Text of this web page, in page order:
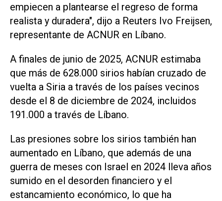
empiecen a plantearse el regreso de forma
realista y duradera", dijo a Reuters Ivo Freijsen,
representante de ACNUR en Líbano.
A finales de junio de 2025, ACNUR estimaba
que más de 628.000 sirios habían cruzado de
vuelta a Siria a través de los países vecinos
desde el 8 de diciembre de 2024, incluidos
191.000 a través de Líbano.
Las presiones sobre los sirios también han
aumentado en Líbano, que además de una
guerra de meses con Israel en 2024 lleva años
sumido en el desorden financiero y el
estancamiento económico, lo que ha